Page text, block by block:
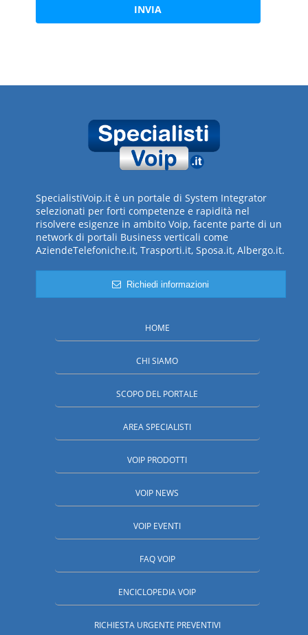
SpecialistiVoip.it è un portale di System Integrator
selezionati per forti competenze e rapidità nel
risolvere esigenze in ambito Voip, facente parte di un
network di portali Business verticali come
AziendeTelefoniche.it, Trasporti.it, Sposa.it, Albergo.it.
Richiedi informazioni
HOME
CHI SIAMO
SCOPO DEL PORTALE
AREA SPECIALISTI
VOIP PRODOTTI
VOIP NEWS
VOIP EVENTI
FAQ VOIP
ENCICLOPEDIA VOIP
RICHIESTA URGENTE PREVENTIVI